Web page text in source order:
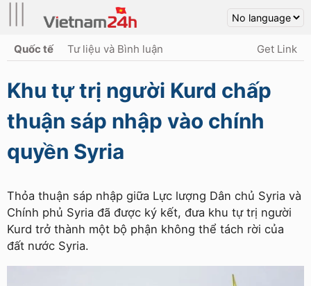
Quốc tế Tư liệu và Bình luận Get Link
Khu tự trị người Kurd chấp
thuận sáp nhập vào chính
quyền Syria
Thỏa thuận sáp nhập giữa Lực lượng Dân chủ Syria và
Chính phủ Syria đã được ký kết, đưa khu tự trị người
Kurd trở thành một bộ phận không thể tách rời của
đất nước Syria.